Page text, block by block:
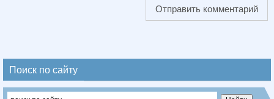
Поиск по сайту